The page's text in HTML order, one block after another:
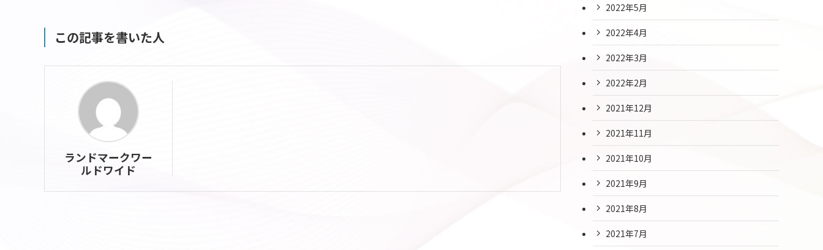
この記事を書いた人
ランドマークワー
ルドワイド
2022年5月
2022年4月
2022年3月
2022年2月
2021年12月
2021年11月
2021年10月
2021年9月
2021年8月
2021年7月